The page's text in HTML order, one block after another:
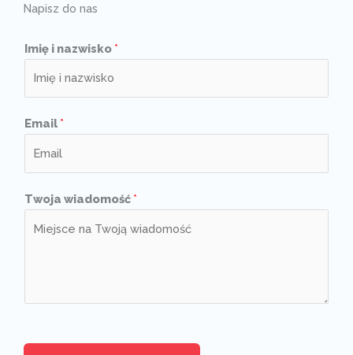
Napisz do nas
Imię i nazwisko *
Email *
Twoja wiadomość *